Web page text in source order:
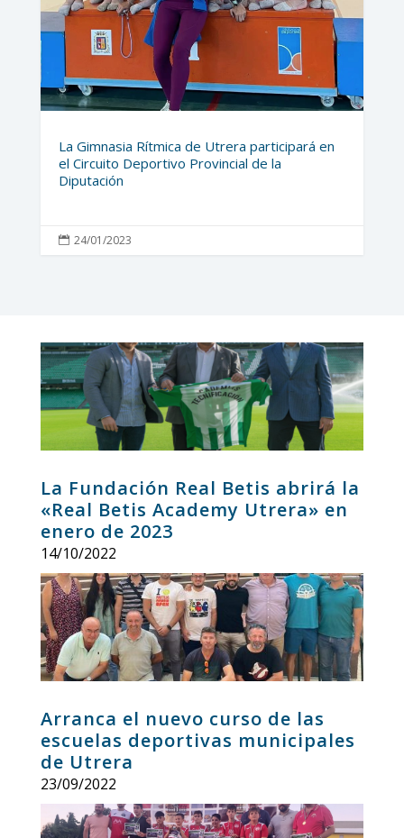
La Gimnasia Rítmica de Utrera participará en
el Circuito Deportivo Provincial de la
Diputación
 24/01/2023
La Fundación Real Betis abrirá la
«Real Betis Academy Utrera» en
enero de 2023
14/10/2022
Arranca el nuevo curso de las
escuelas deportivas municipales
de Utrera
23/09/2022